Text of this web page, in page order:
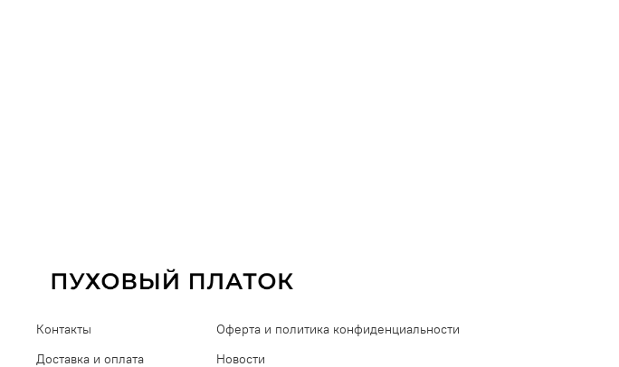
Контакты
Доставка и оплата
Оферта и политика конфиденциальности
Новости